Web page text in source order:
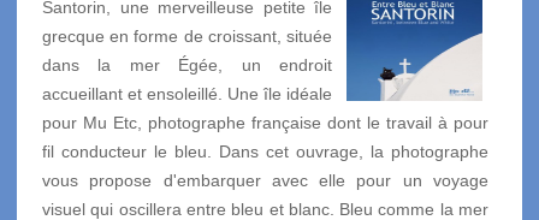
Santorin, une merveilleuse petite île
grecque en forme de croissant, située
dans la mer Égée, un endroit
accueillant et ensoleillé. Une île idéale
pour Mu Etc, photographe française dont le travail à pour
fil conducteur le bleu. Dans cet ouvrage, la photographe
vous propose d'embarquer avec elle pour un voyage
visuel qui oscillera entre bleu et blanc. Bleu comme la mer